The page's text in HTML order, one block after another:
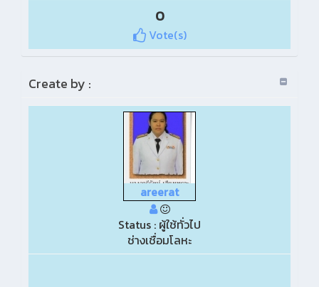
0
Vote(s)
Create by :
areerat
Status : ผู้ใช้ทั่วไป
ช่างเชื่อมโลหะ